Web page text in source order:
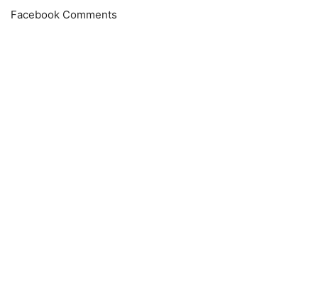
Facebook Comments